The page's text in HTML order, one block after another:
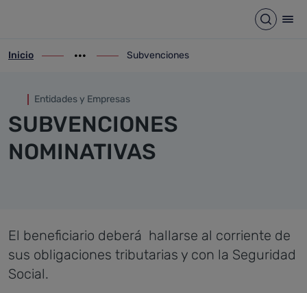
Abrir
ir-a inicio
Inicio
Mostrar opciones del camino de migas
ir-a Subvenciones
Subvenciones
Entidades y Empresas
SUBVENCIONES
NOMINATIVAS
El beneficiario deberá hallarse al corriente de
sus obligaciones tributarias y con la Seguridad
Social.